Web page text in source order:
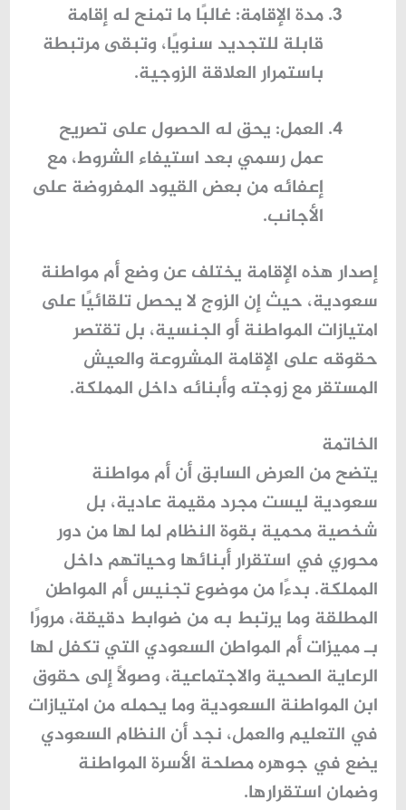
مدة الإقامة: غالبًا ما تمنح له إقامة
قابلة للتجديد سنويًا، وتبقى مرتبطة
باستمرار العلاقة الزوجية.
العمل: يحق له الحصول على تصريح
عمل رسمي بعد استيفاء الشروط، مع
إعفائه من بعض القيود المفروضة على
الأجانب.
إصدار هذه الإقامة يختلف عن وضعأم مواطنة
سعودية، حيث إن الزوج لا يحصل تلقائيًا على
امتيازات المواطنة أو الجنسية، بل تقتصر
حقوقه على الإقامة المشروعة والعيش
المستقر مع زوجته وأبنائه داخل المملكة.
الخاتمة
يتضح من العرض السابق أنأم مواطنة
سعودية ليست مجرد مقيمة عادية، بل
شخصية محمية بقوة النظام لما لها من دور
محوري في استقرار أبنائها وحياتهم داخل
المملكة. بدءًا من موضوع تجنيس أم المواطن
المطلقة وما يرتبط به من ضوابط دقيقة، مرورًا
بـ مميزات أم المواطن السعودي التي تكفل لها
الرعاية الصحية والاجتماعية، وصولًا إلى حقوق
ابن المواطنة السعودية وما يحمله من امتيازات
في التعليم والعمل، نجد أن النظام السعودي
يضع في جوهره مصلحة الأسرة المواطنة
وضمان استقرارها.